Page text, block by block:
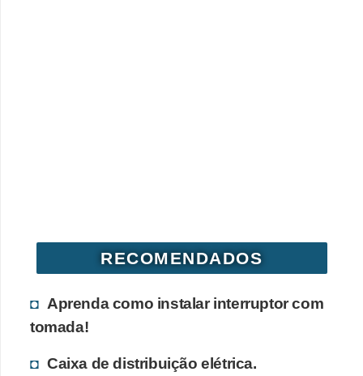
RECOMENDADOS
Aprenda como instalar interruptor com
tomada!
Caixa de distribuição elétrica.